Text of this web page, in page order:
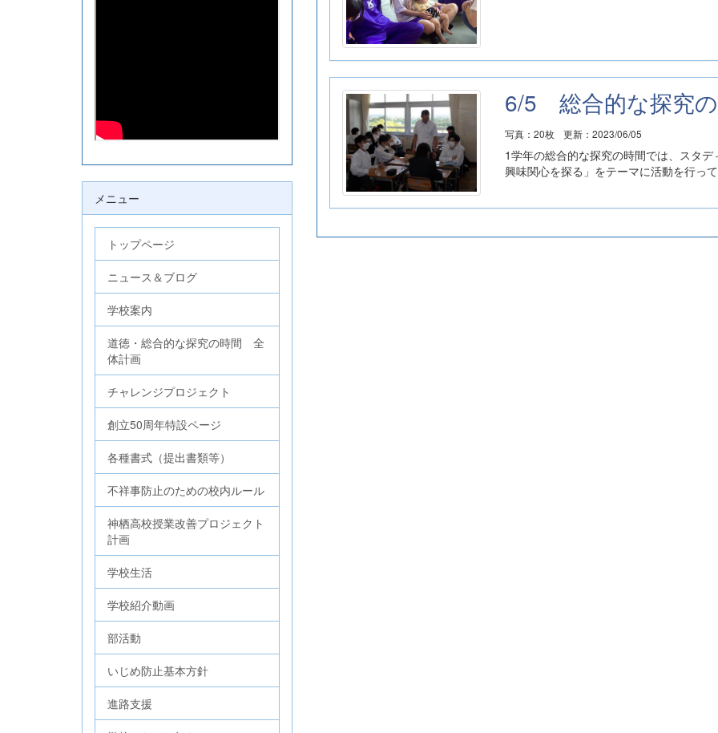
6/5 総合的な探究
写真：20枚 更新：2023/06/05
1学年の総合的な探究の時間では、スタ
興味関心を探る」をテーマに活動を行っ
メニュー
トップページ
ニュース＆ブログ
学校案内
道徳・総合的な探究の時間 全
体計画
チャレンジプロジェクト
創立50周年特設ページ
各種書式（提出書類等）
不祥事防止のための校内ルール
神栖高校授業改善プロジェクト
計画
学校生活
学校紹介動画
部活動
いじめ防止基本方針
進路支援